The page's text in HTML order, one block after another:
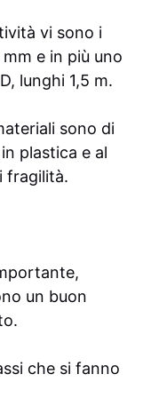
vi sono i
e in più uno
lunghi 1,5 m.
sono di
plastica e al
fragilità.
un buon
che si fanno